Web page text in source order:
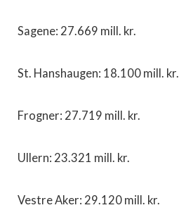
Sagene: 27.669 mill. kr.
St. Hanshaugen: 18.100 mill. kr.
Frogner: 27.719 mill. kr.
Ullern: 23.321 mill. kr.
Vestre Aker: 29.120 mill. kr.